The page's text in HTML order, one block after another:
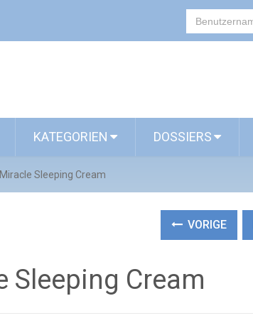
KATEGORIEN DOSSIERS
Miracle Sleeping Cream
VORIGE
Sleeping Cream